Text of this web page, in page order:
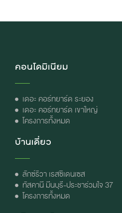
คอนโดมิเนียม
เดอะ คอร์ทยาร์ด ระยอง
เดอะ คอร์ทยาร์ด เขาใหญ่
โครงการทั้งหมด
บ้านเดี่ยว
ลักซ์ริวา เรสซิเดนเซส
ทัสคานี มีนบุรี-ประชาร่วมใจ 37
โครงการทั้งหมด